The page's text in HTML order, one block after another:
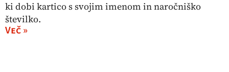
ki dobi kartico s svojim imenom in naročniško
številko.
Več »